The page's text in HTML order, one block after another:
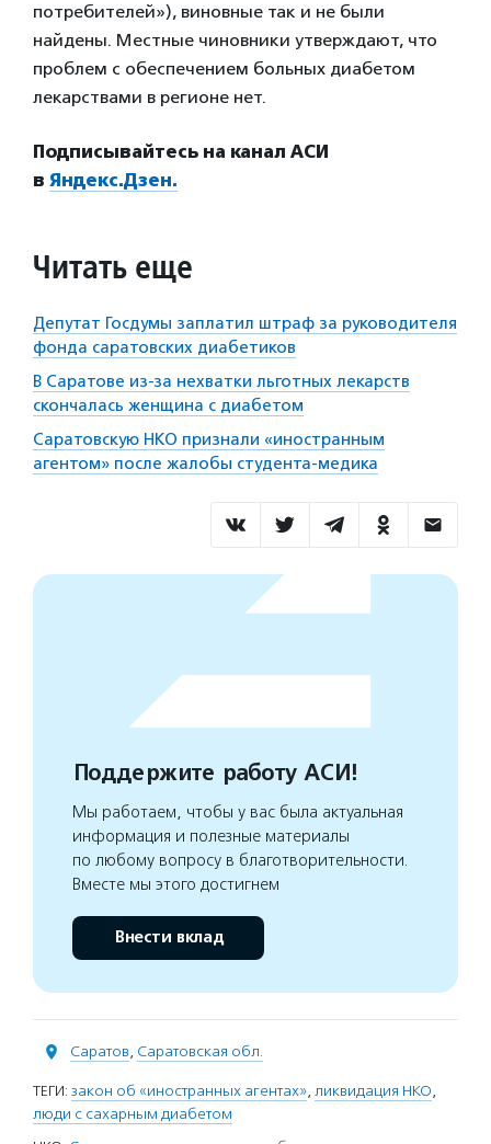
потребителей»), виновные так и не были
найдены. Местные чиновники утверждают, что
проблем с обеспечением больных диабетом
лекарствами в регионе нет.
Подписывайтесь на канал АСИ
в Яндекс.Дзен.
Читать еще
Депутат Госдумы заплатил штраф за руководителя
фонда саратовских диабетиков
В Саратове из-за нехватки льготных лекарств
скончалась женщина с диабетом
Саратовскую НКО признали «иностранным
агентом» после жалобы студента-медика
Поддержите работу АСИ!
Мы работаем, чтобы у вас была актуальная
информация и полезные материалы
по любому вопросу в благотворительности.
Вместе мы этого достигнем
Внести вклад
Саратов, Саратовская обл.
ТЕГИ: закон об «иностранных агентах», ликвидация НКО,
люди с сахарным диабетом